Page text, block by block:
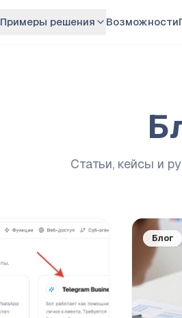
Примеры решения Возможности
Статьи, кейсы и
Блог